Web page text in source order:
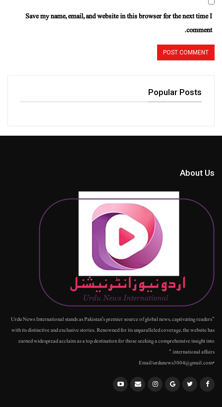
Save my name, email, and website in this browser for the next time I
comment.
Popular Posts
About Us
"Urdu News International stands as Pakistan's premier source of global news, captivating readers
with its distinctive and exclusive stories. Renowned for its unparalleled coverage, the website has
earned widespread acclaim as a top destination for those seeking a comprehensive insight into
international affairs."
•Email:urdunews3004@gmail.com